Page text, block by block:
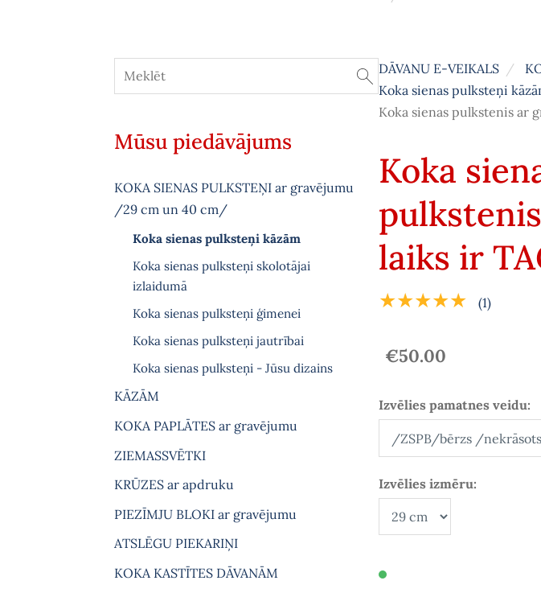
Mūsu piedāvājums
KOKA SIENAS PULKSTEŅI ar gravējumu
/29 cm un 40 cm/
Koka sienas pulksteņi kāzām
Koka sienas pulksteņi skolotājai
izlaidumā
Koka sienas pulksteņi ģimenei
Koka sienas pulksteņi jautrībai
Koka sienas pulksteņi - Jūsu dizains
KĀZĀM
KOKA PAPLĀTES ar gravējumu
ZIEMASSVĒTKI
KRŪZES ar apdruku
PIEZĪMJU BLOKI ar gravējumu
ATSLĒGU PIEKARIŅI
KOKA KASTĪTES DĀVANĀM
DĀVANU E-VEIKALS
Koka sienas pulksteņi
Koka sienas pulkstenis ar
Koka
laiks ir
★★★★★ (1)
€50.00
Izvēlies pamatnes veidu:
Izvēlies izmēru: